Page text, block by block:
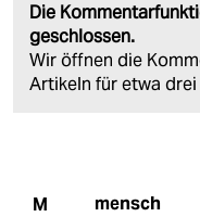
Die
geschlossen.
Wir öffnen die
Artikeln für etwa drei
M mensch